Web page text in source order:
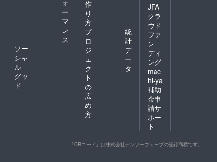
「これは海外に住む人に渡
して」という支援者が多
かったというのもありま
す。法人化して、学生や研
究者の方々、多文化共生に
ご興味のある方々が少しず
つ、当会に連絡をくれるよ
うになりました。ミャン
マー少数民族の水かけ祭り
ティアではできないイベン
ォ
ー
マ
ン
ス
ソー
シャ
ル
グッ
ド
作
り
方
プ
ロ
ジ
ェ
ク
ト
の
広
め
方
統
計
デ
ー
タ
JFA
クラ
ウド
ファ
ン
ディ
ング
mac
hi-ya
補助
金申
請サ
ポー
ト
「QRコード」は株式会社デンソーウェーブの登録商標です。